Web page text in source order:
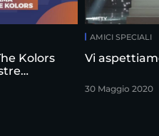
Kolors
AMICI SPECIALI
Vi
30 Maggio 2020